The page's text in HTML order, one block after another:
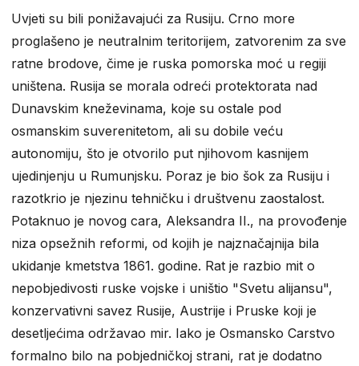
Uvjeti su bili ponižavajući za Rusiju. Crno more
proglašeno je neutralnim teritorijem, zatvorenim za sve
ratne brodove, čime je ruska pomorska moć u regiji
uništena. Rusija se morala odreći protektorata nad
Dunavskim kneževinama, koje su ostale pod
osmanskim suverenitetom, ali su dobile veću
autonomiju, što je otvorilo put njihovom kasnijem
ujedinjenju u Rumunjsku. Poraz je bio šok za Rusiju i
razotkrio je njezinu tehničku i društvenu zaostalost.
Potaknuo je novog cara, Aleksandra II., na provođenje
niza opsežnih reformi, od kojih je najznačajnija bila
ukidanje kmetstva 1861. godine. Rat je razbio mit o
nepobjedivosti ruske vojske i uništio "Svetu alijansu",
konzervativni savez Rusije, Austrije i Pruske koji je
desetljećima održavao mir. Iako je Osmansko Carstvo
formalno bilo na pobjedničkoj strani, rat je dodatno